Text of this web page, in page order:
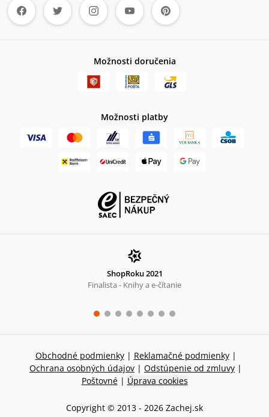
Možnosti doručenia
Možnosti platby
ShopRoku 2021
Finalista - Knihy a e-čítanie
Obchodné podmienky | Reklamačné podmienky |
Ochrana osobných údajov | Odstúpenie od zmluvy |
Poštovné | Úprava cookies
Copyright © 2013 - 2026 Zachej.sk